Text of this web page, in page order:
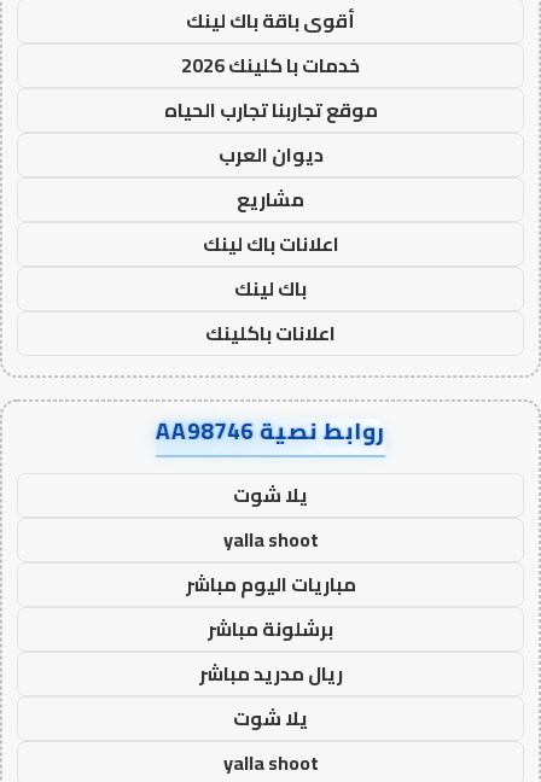
أقوى باقة باك لينك
خدمات با كلينك 2026
موقع تجاربنا تجارب الحياه
ديوان العرب
مشاريع
اعلانات باك لينك
باك لينك
اعلانات باكلينك
روابط نصية AA98746
يلا شوت
yalla shoot
مباريات اليوم مباشر
برشلونة مباشر
ريال مدريد مباشر
يلا شوت
yalla shoot